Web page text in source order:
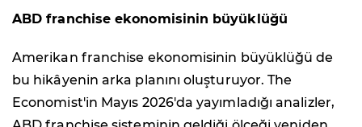
ABD franchise ekonomisinin büyüklüğü
Amerikan franchise ekonomisinin büyüklüğü de
bu hikâyenin arka planını oluşturuyor. The
Economist'in Mayıs 2026'da yayımladığı analizler,